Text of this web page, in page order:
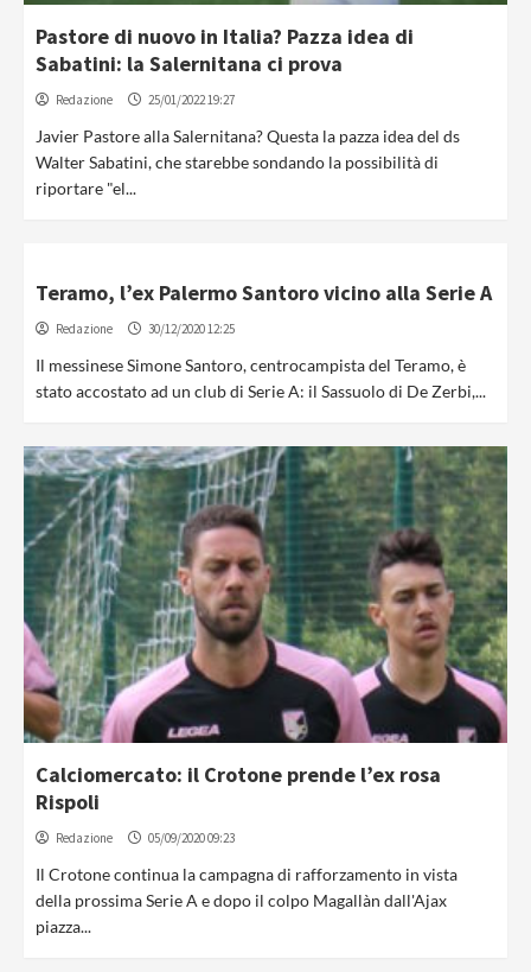
Pastore di nuovo in Italia? Pazza idea di
Sabatini: la Salernitana ci prova
Redazione 25/01/2022 19:27
Javier Pastore alla Salernitana? Questa la pazza idea del ds
Walter Sabatini, che starebbe sondando la possibilità di
riportare "el...
Teramo, l’ex Palermo Santoro vicino alla Serie A
Redazione 30/12/2020 12:25
Il messinese Simone Santoro, centrocampista del Teramo, è
stato accostato ad un club di Serie A: il Sassuolo di De Zerbi,...
Calciomercato: il Crotone prende l’ex rosa
Rispoli
Redazione 05/09/2020 09:23
Il Crotone continua la campagna di rafforzamento in vista
della prossima Serie A e dopo il colpo Magallàn dall'Ajax
piazza...